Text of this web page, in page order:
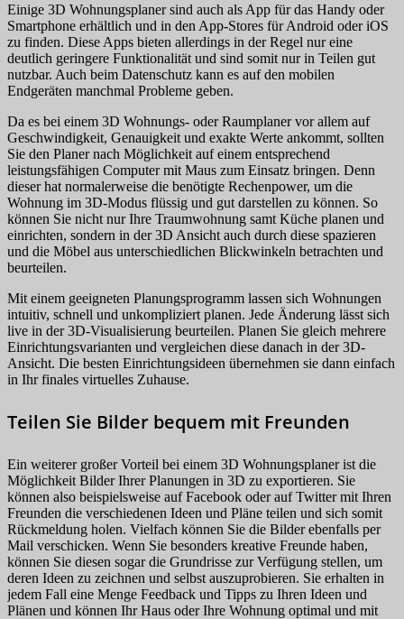
Einige 3D Wohnungsplaner sind auch als App für das Handy oder
Smartphone erhältlich und in den App-Stores für Android oder iOS
zu finden. Diese Apps bieten allerdings in der Regel nur eine
deutlich geringere Funktionalität und sind somit nur in Teilen gut
nutzbar. Auch beim Datenschutz kann es auf den mobilen
Endgeräten manchmal Probleme geben.
Da es bei einem 3D Wohnungs- oder Raumplaner vor allem auf
Geschwindigkeit, Genauigkeit und exakte Werte ankommt, sollten
Sie den Planer nach Möglichkeit auf einem entsprechend
leistungsfähigen Computer mit Maus zum Einsatz bringen. Denn
dieser hat normalerweise die benötigte Rechenpower, um die
Wohnung im 3D-Modus flüssig und gut darstellen zu können. So
können Sie nicht nur Ihre Traumwohnung samt Küche planen und
einrichten, sondern in der 3D Ansicht auch durch diese spazieren
und die Möbel aus unterschiedlichen Blickwinkeln betrachten und
beurteilen.
Mit einem geeigneten Planungsprogramm lassen sich Wohnungen
intuitiv, schnell und unkompliziert planen. Jede Änderung lässt sich
live in der 3D-Visualisierung beurteilen. Planen Sie gleich mehrere
Einrichtungsvarianten und vergleichen diese danach in der 3D-
Ansicht. Die besten Einrichtungsideen übernehmen sie dann einfach
in Ihr finales virtuelles Zuhause.
Teilen Sie Bilder bequem mit Freunden
Ein weiterer großer Vorteil bei einem 3D Wohnungsplaner ist die
Möglichkeit Bilder Ihrer Planungen in 3D zu exportieren. Sie
können also beispielsweise auf Facebook oder auf Twitter mit Ihren
Freunden die verschiedenen Ideen und Pläne teilen und sich somit
Rückmeldung holen. Vielfach können Sie die Bilder ebenfalls per
Mail verschicken. Wenn Sie besonders kreative Freunde haben,
können Sie diesen sogar die Grundrisse zur Verfügung stellen, um
deren Ideen zu zeichnen und selbst auszuprobieren. Sie erhalten in
jedem Fall eine Menge Feedback und Tipps zu Ihren Ideen und
Plänen und können Ihr Haus oder Ihre Wohnung optimal und mit